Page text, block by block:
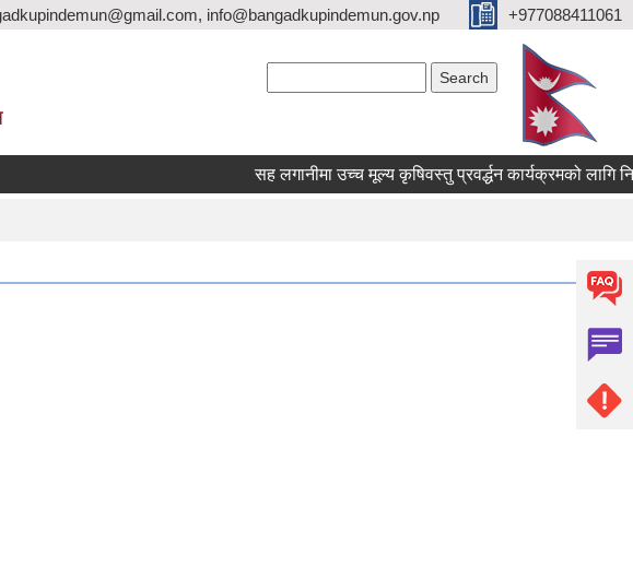
info@bangadkupindemun.gov.np +977088411061
सह लगानीमा उच्च मूल्य कृषिवस्तु प्रवर्द्धन कार्यक्रमको लागि